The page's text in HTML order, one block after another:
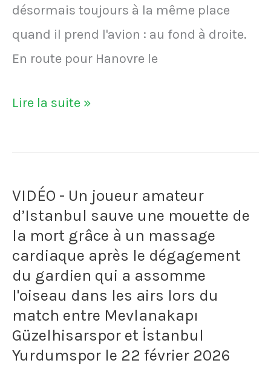
derby
entre
Persebaya
et
FC
1er
octobre
2022.
Le
championnat
indonésien
est
désormais toujours à la même place
quand il prend l'avion : au fond à droite.
En route pour Hanovre le
Uli
survit
un
crash
petit
avion
alors
qu'il
Lire la suite »
VIDÉO - Un joueur amateur
d’Istanbul sauve une mouette de
la mort grâce à un massage
cardiaque après le dégagement
du gardien qui a assomme
l'oiseau dans les airs lors du
match entre Mevlanakapı
Güzelhisarspor et İstanbul
Yurdumspor le 22 février 2026